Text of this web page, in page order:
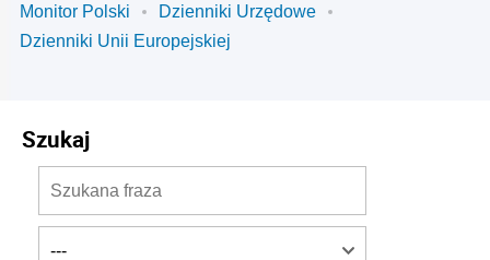
Monitor Polski
Dzienniki Urzędowe
Dzienniki Unii Europejskiej
Szukaj